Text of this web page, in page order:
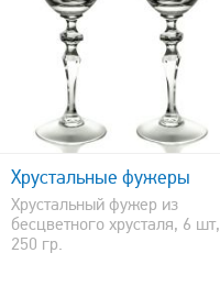
Хрустальные фужеры
Хрустальный фужер из
бесцветного хрусталя, 6 шт,
250 гр.
быстрый просмотр